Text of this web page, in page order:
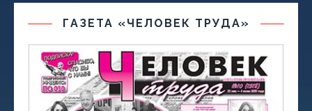
ГАЗЕТА «ЧЕЛОВЕК ТРУДА»